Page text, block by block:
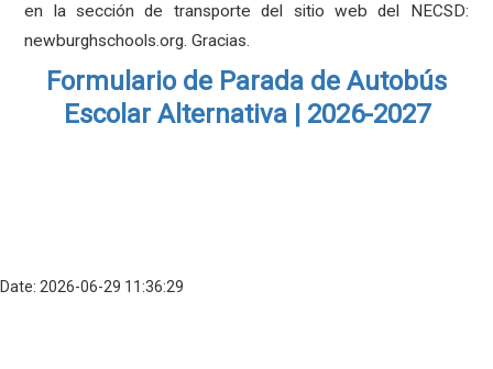
en la sección de transporte del sitio web del NECSD:
newburghschools.org. Gracias.
Formulario de Parada de Autobús
Escolar Alternativa | 2026-2027
Date: 2026-06-29 11:36:29